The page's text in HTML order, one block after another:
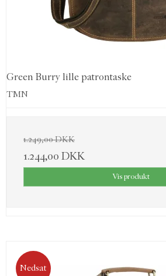
Green Burry lille patrontaske
TMN
1.249,00 DKK
1.244,00 DKK
Vis produkt
Nedsat